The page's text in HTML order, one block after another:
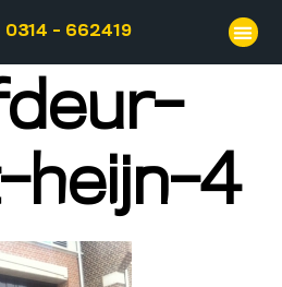
0314 - 662419
heijn-4